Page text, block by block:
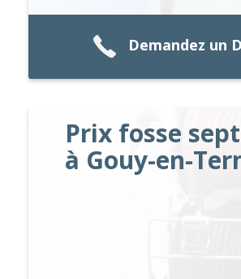
Demandez un
Prix fosse
à Gouy-en-